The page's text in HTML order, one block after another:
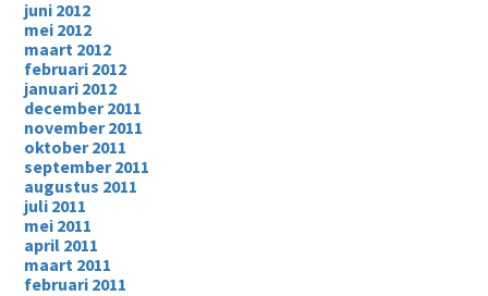
juni 2012
mei 2012
maart 2012
februari 2012
januari 2012
december 2011
november 2011
oktober 2011
september 2011
augustus 2011
juli 2011
mei 2011
april 2011
maart 2011
februari 2011